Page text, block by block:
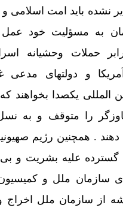
نشده باید امت اسلامی و
به مسؤلیت خود عمل
حملات وحشیانه
و دولتهای مدعی
المللی یکصدا بخواهند
را متوقف و به
دهند . همچنین رژیم
گسترده علیه بشریت و
سازمان ملل و
از سازمان ملل اخراج